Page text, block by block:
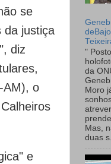
se
da justiça
diz
AM), o
e
"
da
Moro
Mas,
duas